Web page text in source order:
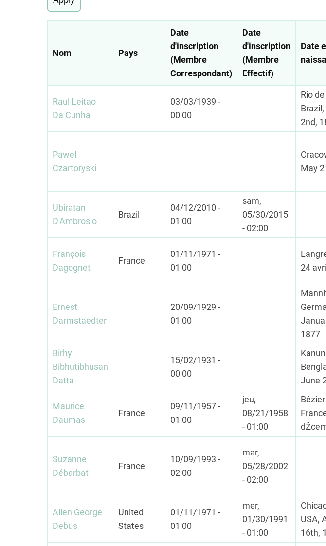
Nom Pays
Date
d'inscription
(Membre
Correspondant)
Date
d'inscription
(Membre
Effectif)
Date
Raul Leitao
Da Cunha
03/03/1939 -
00:00
Rio
2nd,
Pawel
Czartoryski
May
Ubiratan
D'Ambrosio
Brazil
04/12/2010 -
01:00
sam,
05/30/2015
- 02:00
François
Dagognet
France
01/11/1971 -
01:00
24
Ernest
Darmstaedter
20/09/1929 -
01:00
1877
Birhy
Bibhutibhusan
Datta
15/02/1931 -
00:00
June
Maurice
Daumas
France
09/11/1957 -
01:00
jeu,
08/21/1958
- 01:00
Suzanne
Débarbat
France
10/09/1993 -
02:00
mar,
05/28/2002
- 02:00
Allen George
Debus
United
States
01/11/1971 -
01:00
mer,
01/30/1991
- 01:00
USA,
16th,